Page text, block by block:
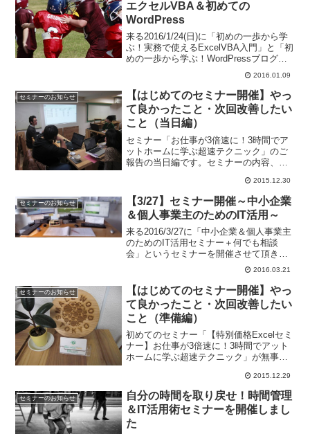
エクセルVBA＆初めての
WordPress
来る2016/1/24(日)に「初めの一歩から学
ぶ！実務で使えるExcelVBA入門」と「初
めの一歩から学ぶ！WordPressブログ＆
サイト入門」という二つのセミナーを開
2016.01.09
セミナーのお知らせ
【はじめてのセミナー開催】やっ
て良かったこと・次回改善したい
こと（当日編）
セミナー「お仕事が3倍速に！3時間でア
ットホームに学ぶ超速テクニック」のご
報告の当日編です。セミナーの内容、当
の一番の収穫などについてお伝えできれ
ばと思います。
2015.12.30
セミナーのお知らせ
【3/27】セミナー開催～中小企業
＆個人事業主のためのIT活用～
来る2016/3/27に「中小企業＆個人事業主
のためのIT活用セミナー＋何でも相談
会」というセミナーを開催させて頂きま
す。本記事では、その告知とともにその
開催理由と背景についてお伝えしたいと
思います。
2016.03.21
セミナーのお知らせ
【はじめてのセミナー開催】やっ
て良かったこと・次回改善したい
こと（準備編）
初めてのセミナー「【特別価格Excelセミ
ナー】お仕事が3倍速に！3時間でアット
ホームに学ぶ超速テクニック」が無事終
ったこと、良かった点などについてお伝
えします。
2015.12.29
セミナーのお知らせ
自分の時間を取り戻せ！時間管理
＆IT活用術セミナーを開催しまし
た